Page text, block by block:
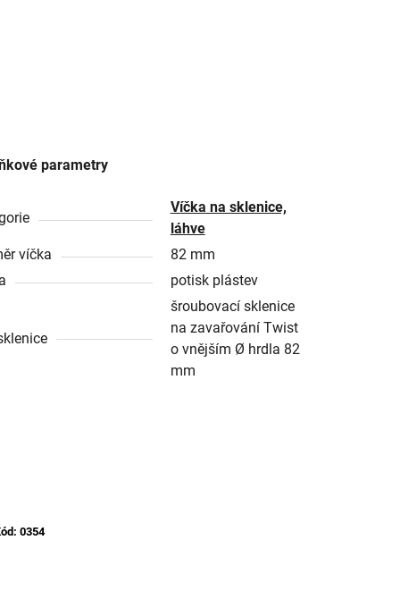
parametry
Víčka na sklenice,
láhve
víčka
82 mm
potisk plástev
šroubovací sklenice
na zavařování Twist
o vnějším Ø hrdla 82
mm
0354